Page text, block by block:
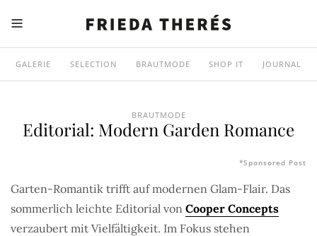
GALERIE SELECTION BRAUTMODE SHOP IT JOURNAL
BRAUTMODE
Editorial: Modern Garden Romance
*Sponsored Post
Garten-Romantik trifft auf modernen Glam-Flair. Das
sommerlich leichte Editorial von Cooper Concepts
verzaubert mit Vielfältigkeit. Im Fokus stehen